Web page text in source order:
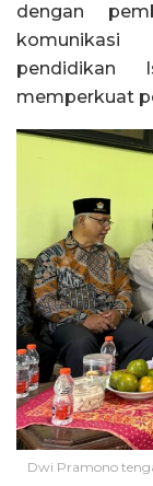
dengan
komunikasi
pendidikan
memperkuat
Dwi Pramono